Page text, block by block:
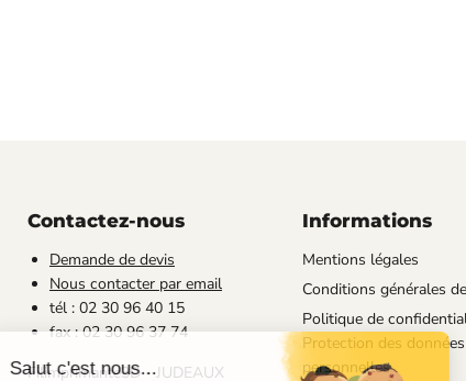
Contactez-nous
Demande de devis
Nous contacter par email
tél : 02 30 96 40 15
fax : 02 30 96 37 74
Filimprimante3D - JUDEAUX
Informations
Mentions légales
Conditions générales
Politique de
Protection des données
personnelles